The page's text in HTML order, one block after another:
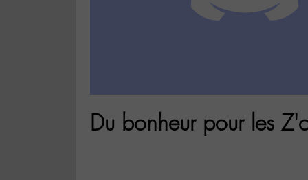
Du bonheur pour les